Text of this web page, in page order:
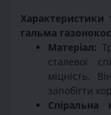
Характеристики
гальма
Матеріал:
сталевої
міцність.
запобігти
Спіральна